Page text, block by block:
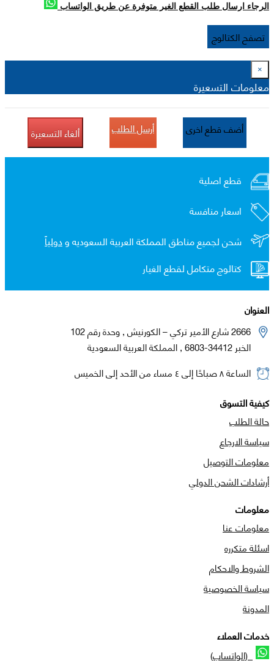
الرجاء ارسال طلب القطع الغير متوفرة عن طريق الواتساب
تصفح الكتالوج
×
معلومات التسعيرة
أضف قطع اخرى أرسل الطلب ألغاء التسعيرة
قطع اصلية
اسعار منافسة
شحن لجميع مناطق المملكة العربية السعوديه ودولياً
كتالوج متكامل لقطع الغيار
العنوان
2666 شارع الأمير تركي – الكورنيش , وحدة رقم 102
الخبر 34412-6803 , المملكة العربية السعودية
الساعة ٨ صباحًا إلى ٤ مساء من الأحد إلى الخميس
كيفية التسوق
حالة الطلب
سياسة الارجاع
معلومات التوصيل
أرشادات الشحن الدولي
معلومات
معلومات عنا
اسئلة متكرره
الشروط والاحكام
سياسة الخصوصية
المدونة
خدمات العملاء
(الواتساب)